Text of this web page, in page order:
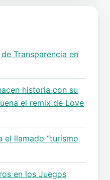
Transparencia en
historia con su
el remix de Love
llamado “turismo
en los Juegos